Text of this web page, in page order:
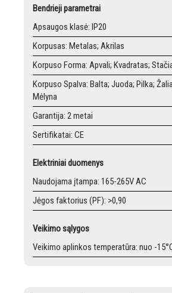
Bendrieji parametrai
Apsaugos klasė: IP20
Korpusas: Metalas; Akrilas
Korpuso Forma: Apvali; Kvadratas;
Korpuso Spalva: Balta; Juoda; Pilka;
Mėlyna
Garantija: 2 metai
Sertifikatai: CE
Elektriniai duomenys
Naudojama įtampa: 165-265V AC
Jėgos faktorius (PF): >0,90
Veikimo sąlygos
Veikimo aplinkos temperatūra: nuo -